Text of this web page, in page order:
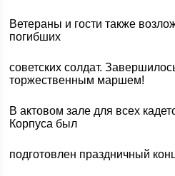
Ветераны и гости также
погибших
советских солдат.
торжественным маршем!
В актовом зале для всех
Корпуса был
подготовлен праздничный